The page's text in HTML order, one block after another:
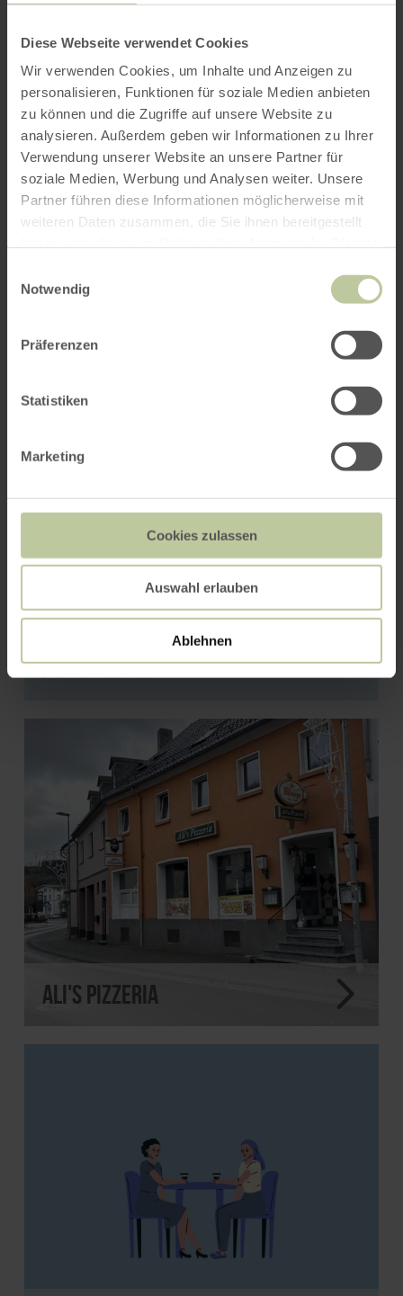
Diese Webseite verwendet Cookies
Wir verwenden Cookies, um Inhalte und Anzeigen zu
personalisieren, Funktionen für soziale Medien anbieten
zu können und die Zugriffe auf unsere Website zu
analysieren. Außerdem geben wir Informationen zu Ihrer
Verwendung unserer Website an unsere Partner für
soziale Medien, Werbung und Analysen weiter. Unsere
Partner führen diese Informationen möglicherweise mit
weiteren Daten zusammen, die Sie ihnen bereitgestellt
Notwendig
Präferenzen
Statistiken
Marketing
Cookies zulassen
Auswahl erlauben
Ablehnen
ROUTE PLANEN
Das könnte Sie auch
interessieren
Café-Restaurant "Vier
Jahreszeiten"
Ali's Pizzeria